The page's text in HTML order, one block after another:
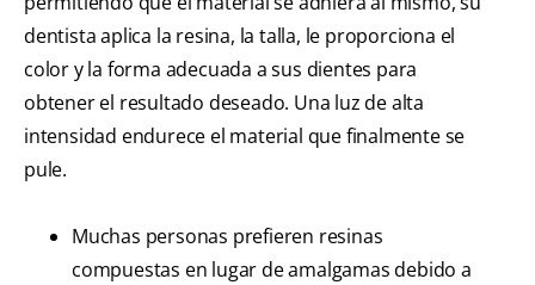
dentista aplica la resina, la talla, le proporciona el
color y la forma adecuada a sus dientes para
obtener el resultado deseado. Una luz de alta
intensidad endurece el material que finalmente se
pule.
Muchas personas prefieren resinas
compuestas en lugar de amalgamas debido a